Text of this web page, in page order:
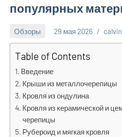
популярных
Обзоры 29 мая 2026
Table of Contents
Введение
Крыши из металлочерепицы
Кровля из ондулина
Кровля из керамической и
черепицы
Рубероид и мягкая кровля